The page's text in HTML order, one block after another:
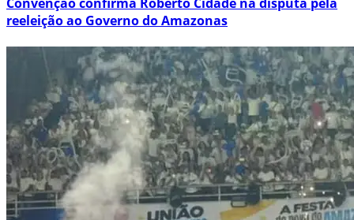
Convenção confirma Roberto Cidade na disputa pela
reeleição ao Governo do Amazonas